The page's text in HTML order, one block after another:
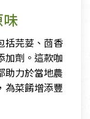
味
括芫荽、茴香
加劑。這款咖
助力於當地農
為菜餚增添豐